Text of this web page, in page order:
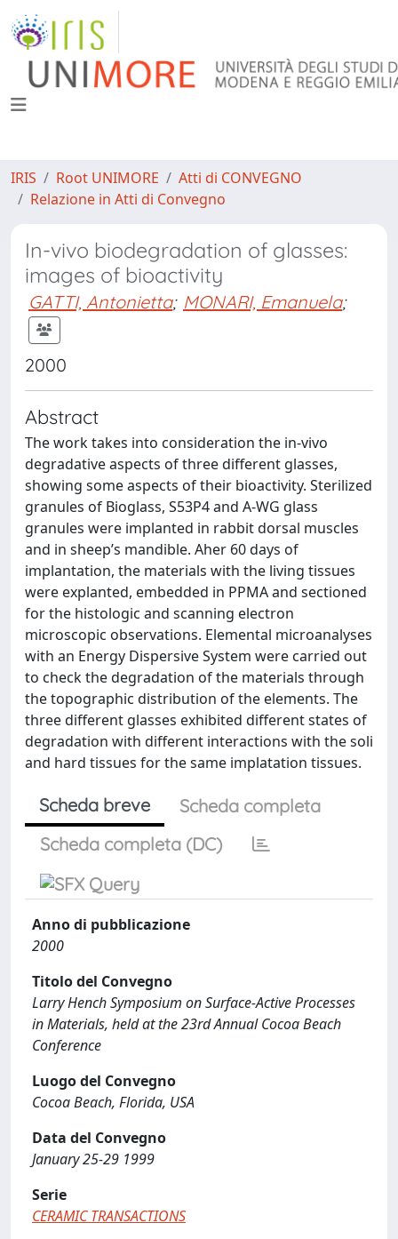
IRIS Root UNIMORE
Atti di CONVEGNO
Relazione in Atti di Convegno
In-vivo biodegradation of glasses:
images of bioactivity
GATTI, Antonietta; MONARI, Emanuela;
2000
Abstract
The work takes into consideration the in-vivo
degradative aspects of three different glasses,
showing some aspects of their bioactivity. Sterilized
granules of Bioglass, S53P4 and A-WG glass
granules were implanted in rabbit dorsal muscles
and in sheep’s mandible. Aher 60 days of
implantation, the materials with the living tissues
were explanted, embedded in PPMA and sectioned
for the histologic and scanning electron
microscopic observations. Elemental microanalyses
with an Energy Dispersive System were carried out
to check the degradation of the materials through
the topographic distribution of the elements. The
three different glasses exhibited different states of
degradation with different interactions with the soli
and hard tissues for the same implatation tissues.
Scheda breve
Scheda completa
Scheda completa (DC)
Anno di pubblicazione
2000
Titolo del Convegno
Larry Hench Symposium on Surface-Active Processes
in Materials, held at the 23rd Annual Cocoa Beach
Conference
Luogo del Convegno
Cocoa Beach, Florida, USA
Data del Convegno
January 25-29 1999
Serie
CERAMIC TRANSACTIONS